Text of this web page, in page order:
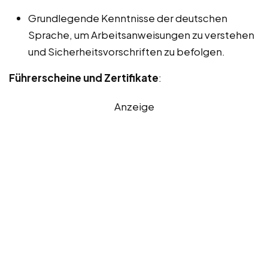
Grundlegende Kenntnisse der deutschen
Sprache, um Arbeitsanweisungen zu verstehen
und Sicherheitsvorschriften zu befolgen.
Führerscheine und Zertifikate:
Anzeige